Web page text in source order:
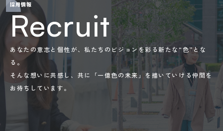
採用情報
Recruit
あなたの意志と個性が、私たちのビジョンを彩る新たな“色”とな
る。
そんな想いに共感し、共に「一億色の未来」を描いていける仲間を
お待ちしています。